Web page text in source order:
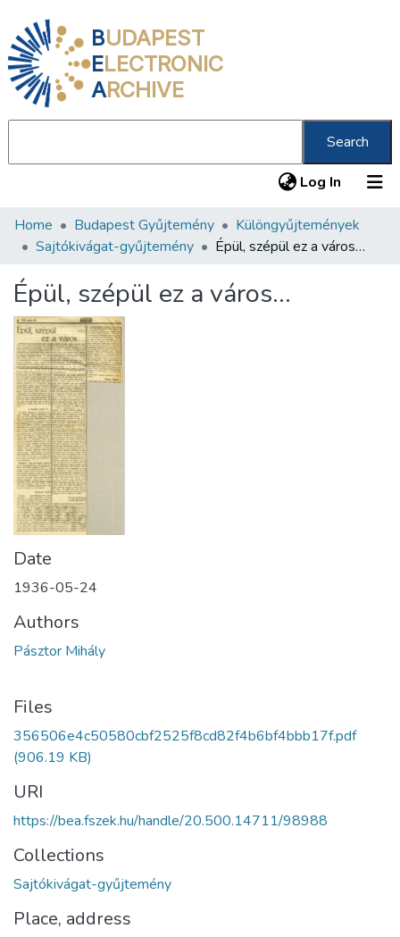
BUDAPEST
ELECTRONIC
ARCHIVE
Search
Log In (current)
Communities & Collections
Statistics
About us
Home Budapest Gyűjtemény
Különgyűjtemények
Sajtókivágat-gyűjtemény
Épül, szépül ez a város…
Épül, szépül ez a város…
Date
1936-05-24
Authors
Pásztor Mihály
Files
356506e4c50580cbf2525f8cd82f4b6bf4bbb17f.pdf
(906.19 KB)
URI
https://bea.fszek.hu/handle/20.500.14711/98988
Collections
Sajtókivágat-gyűjtemény
Place, address